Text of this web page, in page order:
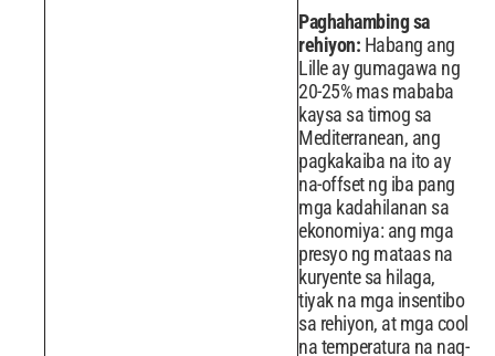
Paghahambing sa
rehiyon: Habang ang
Lille ay gumagawa ng
20-25% mas mababa
kaysa sa timog sa
Mediterranean, ang
pagkakaiba na ito ay
na-offset ng iba pang
mga kadahilanan sa
ekonomiya: ang mga
presyo ng mataas na
kuryente sa hilaga,
tiyak na mga insentibo
sa rehiyon, at mga cool
na temperatura na nag-